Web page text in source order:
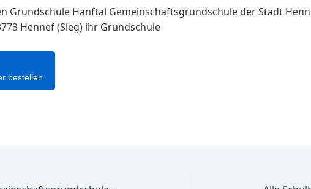
Grundschule Hanftal Gemeinschaftsgrundschule der Stadt
Hennef (Sieg) ihr Grundschule
bestellen